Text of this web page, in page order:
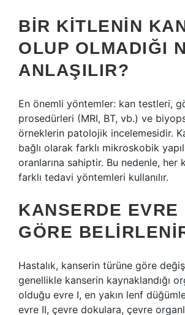
BIR KITLENIN
OLUP OLMADIĞI
ANLAŞILIR?
En önemli yöntemler: kan testleri,
prosedürleri (MRI, BT, vb.) ve
örneklerin patolojik incelemesidir.
bağlı olarak farklı mikroskobik
oranlarına sahiptir. Bu nedenle, her
farklı tedavi yöntemleri kullanılır.
KANSERDE EVRE
GÖRE
Hastalık, kanserin türüne göre
genellikle kanserin kaynaklandığı
olduğu evre I, en yakın lenf
evre II, çevre dokulara, çevre